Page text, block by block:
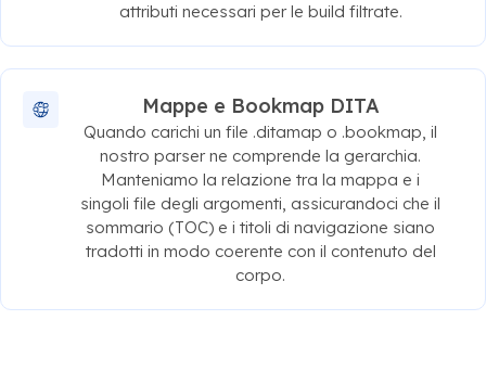
attributi necessari per le build filtrate.
Mappe e Bookmap DITA
Quando carichi un file .ditamap o .bookmap, il
nostro parser ne comprende la gerarchia.
Manteniamo la relazione tra la mappa e i
singoli file degli argomenti, assicurandoci che il
sommario (TOC) e i titoli di navigazione siano
tradotti in modo coerente con il contenuto del
corpo.